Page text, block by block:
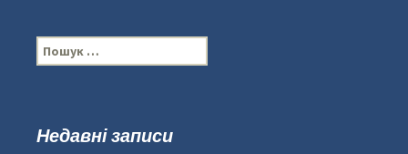
#PipIvanToday
П
о
:Недавні записи